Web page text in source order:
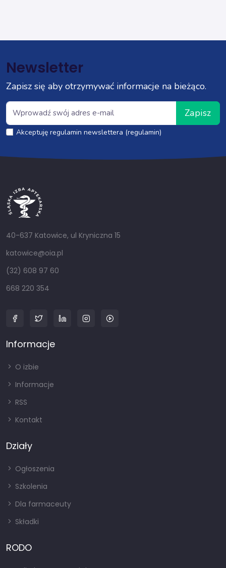
Newsletter
Zapisz się aby otrzymywać informacje na bieżąco.
Zapisz
Akceptuję regulamin newslettera (regulamin)
40-637 Katowice, ul Kryniczna 15
katowice@oia.pl
(32) 608 97 60
668 220 354
Informacje
O izbie
Informacje
RSS
Kontakt
Działy
Ogłoszenia
Szkolenia
Dla farmaceuty
Składki
RODO